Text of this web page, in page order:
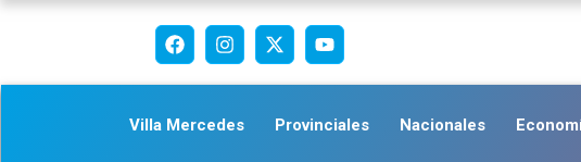
Villa Mercedes Provinciales Nacionales